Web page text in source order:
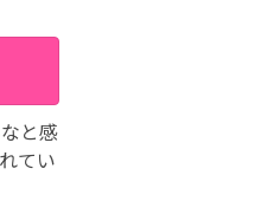
と感
てい